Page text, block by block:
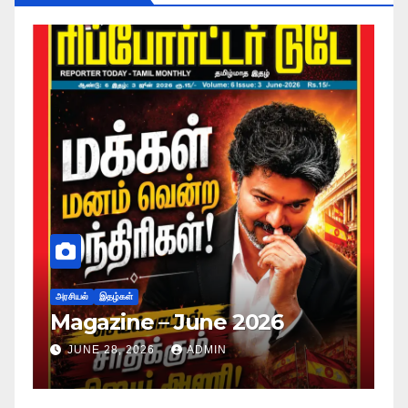
அரசியல் இதழ்கள்
Magazine – May 2026
JUNE 28, 2026 ADMIN